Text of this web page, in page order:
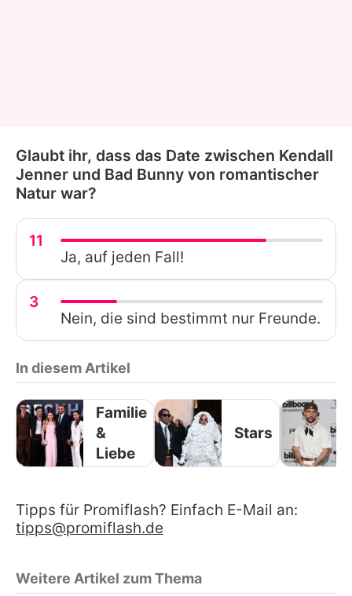
Glaubt ihr, dass das Date zwischen Kendall
Jenner und Bad Bunny von romantischer
Natur war?
11
Ja, auf jeden Fall!
3
Nein, die sind bestimmt nur Freunde.
In diesem Artikel
Familie
&
Liebe
Stars
Tipps für Promiflash? Einfach E-Mail an:
tipps@promiflash.de
Weitere Artikel zum Thema